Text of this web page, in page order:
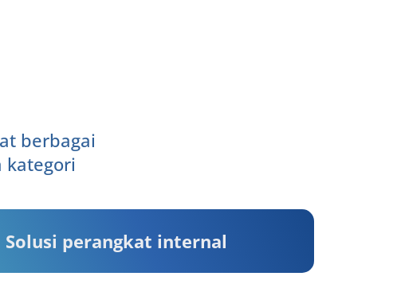
berbagai
kategori
Solusi perangkat internal